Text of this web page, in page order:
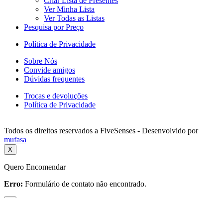
Ver Minha Lista
Ver Todas as Listas
Pesquisa por Preço
Política de Privacidade
Sobre Nós
Convide amigos
Dúvidas frequentes
Trocas e devoluções
Política de Privacidade
Todos os direitos reservados a FiveSenses - Desenvolvido por
mufasa
X
Quero Encomendar
Erro: Formulário de contato não encontrado.